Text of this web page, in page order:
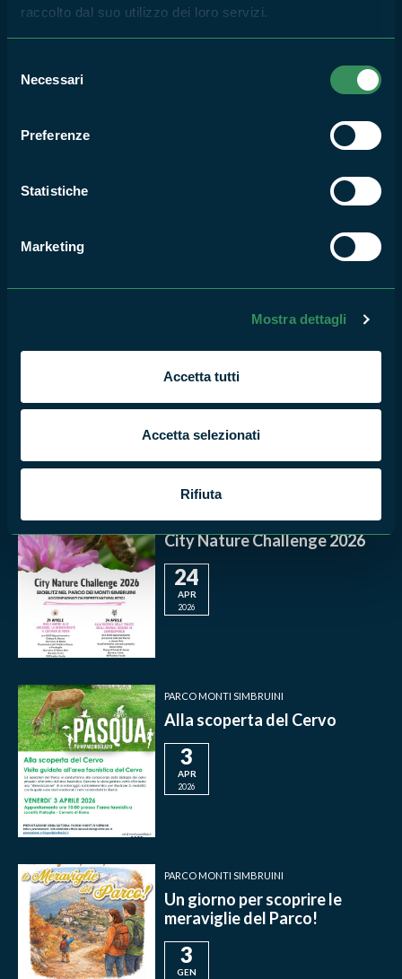
raccolto dal suo utilizzo dei loro servizi.
delNecessari
Preferenze
Statistiche
Marketing
Mostra dettagli
Accetta tutti
Accetta selezionati
Rifiuta
monti Simbruini
Simbruini: il Cuore Verde del
8
City Nature Challenge 2026
24
APR
2026
PARCO MONTI SIMBRUINI
Alla scoperta del Cervo
3
APR
2026
PARCO MONTI SIMBRUINI
Un giorno per scoprire le
meraviglie del Parco!
3
GEN